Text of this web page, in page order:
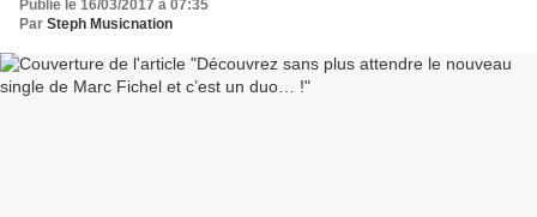
Publié le 16/03/2017 à 07:35
Par Steph Musicnation